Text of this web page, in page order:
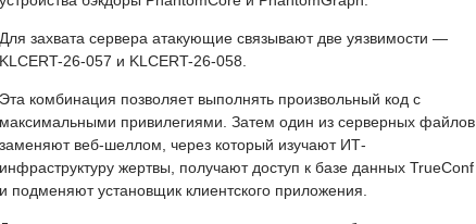
Для захвата сервера атакующие связывают две уязвимости —
KLCERT-26-057 и KLCERT-26-058.
Эта комбинация позволяет выполнять произвольный код с
максимальными привилегиями. Затем один из серверных файлов
заменяют веб-шеллом, через который изучают ИТ-
инфраструктуру жертвы, получают доступ к базе данных TrueConf
и подменяют установщик клиентского приложения.